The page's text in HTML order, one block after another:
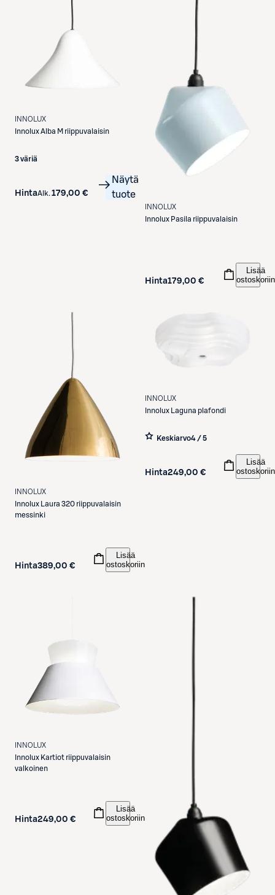
INNOLUX
InnoluxAlba M riippuvalaisin
3 väriä
HintaAlk. 179,00 €
Näytä
tuote
INNOLUX
Innolux Pasila riippuvalaisin
Hinta179,00 €
Lisää
ostoskoriin
INNOLUX
Innolux
Laura 320 riippuvalaisin
messinki
Hinta389,00 €
Lisää
ostoskoriin
INNOLUX
Innolux
Laguna plafondi
Keskiarvo4 / 5
Hinta249,00 €
Lisää
ostoskoriin
INNOLUX
Innolux Kartiot riippuvalaisin
valkoinen
Hinta249,00 €
Lisää
ostoskoriin